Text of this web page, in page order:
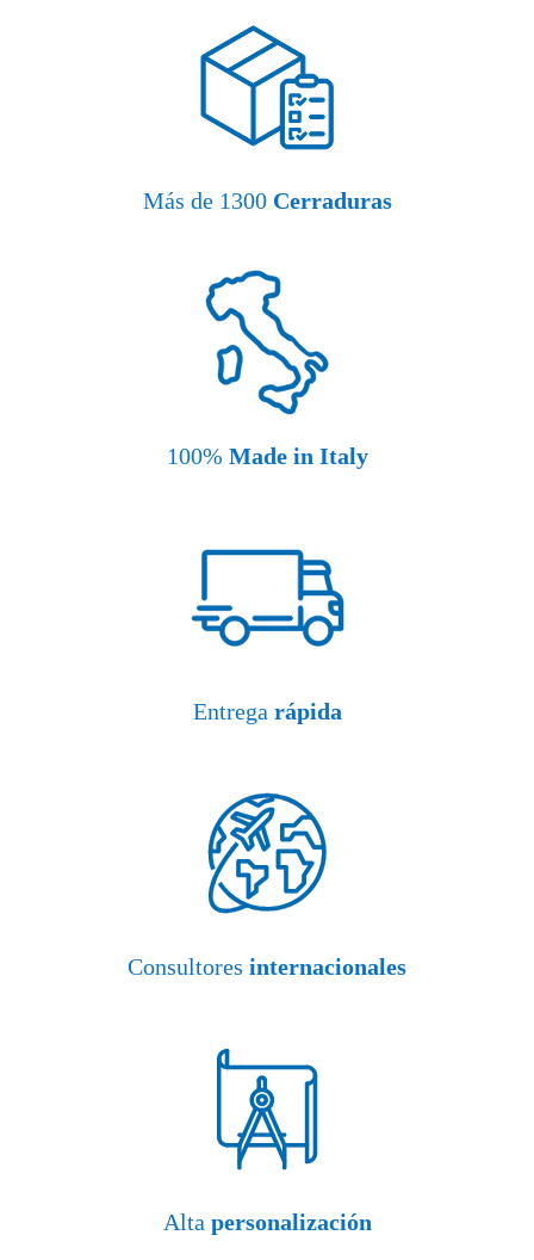
Más de 1300 Cerraduras
100% Made in Italy
Entrega rápida
Consultores internacionales
Alta personalización